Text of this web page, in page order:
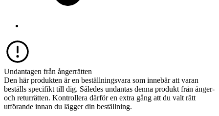
Undantagen från ångerrätten
Den här produkten är en beställningsvara som innebär att varan
beställs specifikt till dig. Således undantas denna produkt från ånger-
och returrätten. Kontrollera därför en extra gång att du valt rätt
utförande innan du lägger din beställning.